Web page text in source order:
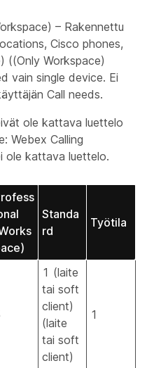
– Rakennettu
Cisco phones,
((Only Workspace)
vain single device. Ei
Call needs.
ole kattava luettelo
Webex Calling
ole kattava luettelo.
Standa
rd
Työtila
1 (laite
tai soft
client)
(laite
tai soft
client)
1